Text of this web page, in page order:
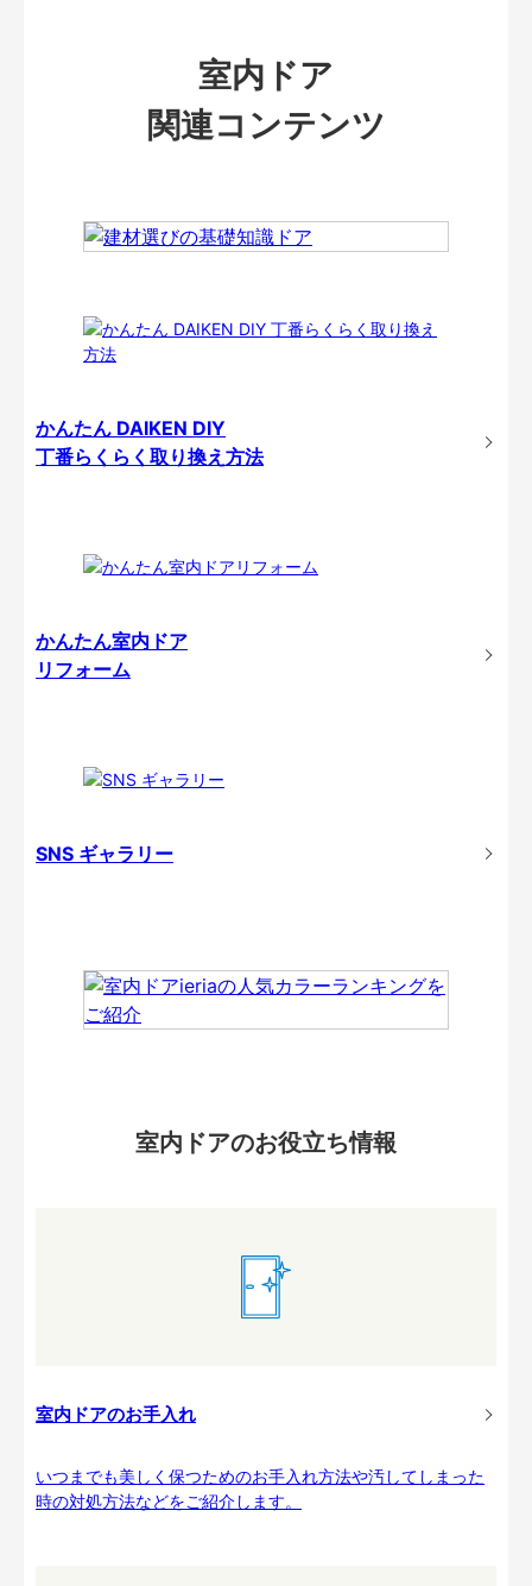
室内ドア
関連コンテンツ
かんたん DAIKEN DIY
丁番らくらく取り換え方法
かんたん室内ドア
リフォーム
SNS ギャラリー
室内ドアのお役立ち情報
室内ドアのお手入れ
いつまでも美しく保つためのお手入れ方法や汚してしまった
時の対処方法などをご紹介します。